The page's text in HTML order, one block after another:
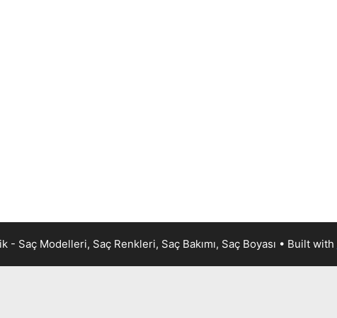
- Saç Modelleri, Saç Renkleri, Saç Bakımı, Saç Boyası • Built with